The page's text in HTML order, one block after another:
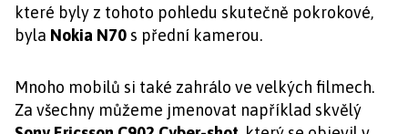
které byly z tohoto pohledu skutečně pokrokové,
byla Nokia N70s přední kamerou.
Mnoho mobilů si také zahrálo ve velkých filmech.
Za všechny můžeme jmenovat například skvělý